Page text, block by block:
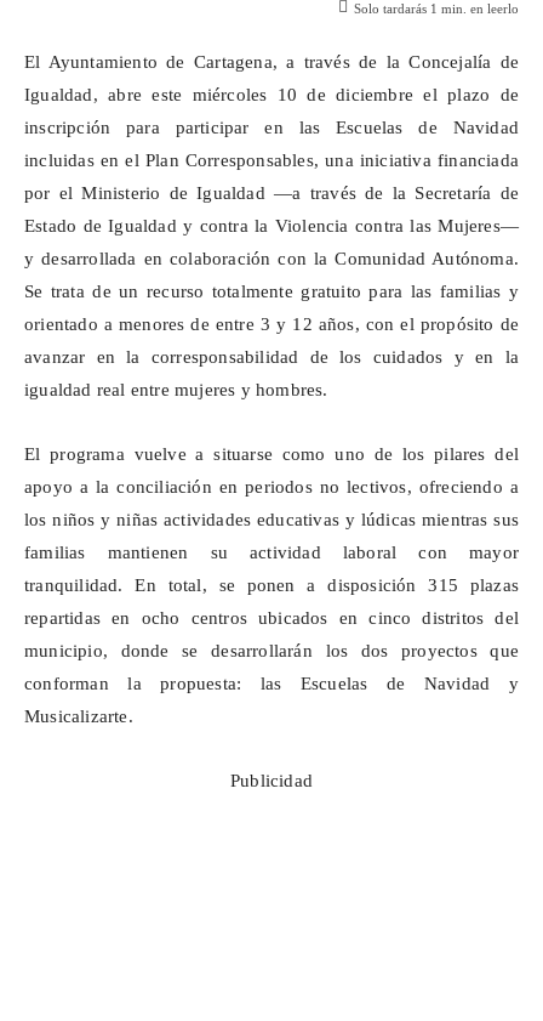
Solo tardarás 1 min. en leerlo
El Ayuntamiento de Cartagena, a través de laConcejalía de
Igualdad, abre este miércoles 10 de diciembre el plazo de
inscripción para participar en las Escuelas de Navidad
incluidas en el Plan Corresponsables, una iniciativa financiada
por el Ministerio de Igualdad —a través de la Secretaría de
Estado de Igualdad y contra la Violencia contra las Mujeres—
y desarrollada en colaboración con la Comunidad Autónoma.
Se trata de un recurso totalmente gratuito para las familias y
orientado a menores de entre 3 y 12 años, con el propósito de
avanzar en la corresponsabilidad de los cuidados y en la
igualdad real entre mujeres y hombres.
El programa vuelve a situarse como uno de los pilares del
apoyo a la conciliación en periodos no lectivos, ofreciendo a
los niños y niñas actividades educativas y lúdicas mientras sus
familias mantienen su actividad laboral con mayor
tranquilidad. En total, se ponen a disposición 315 plazas
repartidas en ocho centros ubicados en cinco distritos del
municipio, donde se desarrollarán los dos proyectos que
conforman la propuesta: las Escuelas de Navidad y
Musicalizarte.
Publicidad